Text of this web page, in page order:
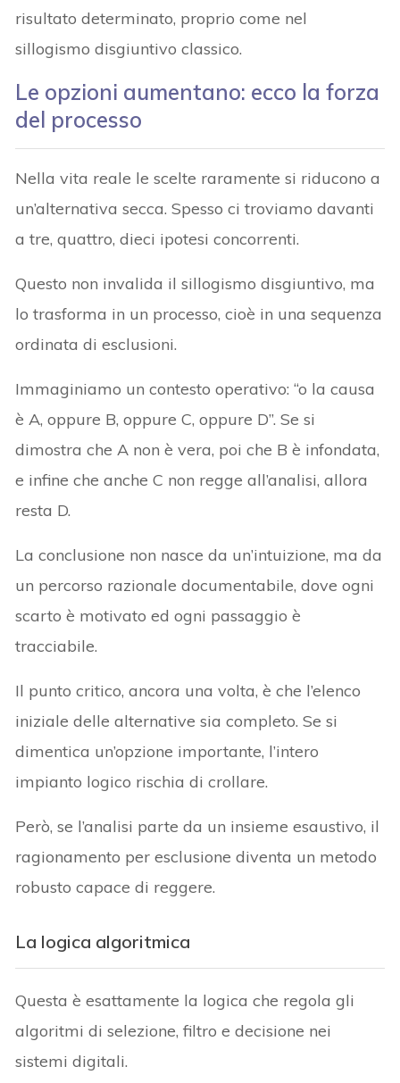
risultato determinato, proprio come nel
sillogismo disgiuntivo classico.
Le opzioni aumentano: ecco la forza
del processo
Nella vita reale le scelte raramente si riducono a
un’alternativa secca. Spesso ci troviamo davanti
a tre, quattro, dieci ipotesi concorrenti.
Questo non invalida il sillogismo disgiuntivo, ma
lo trasforma in un processo, cioè in una sequenza
ordinata di esclusioni.
Immaginiamo un contesto operativo: “o la causa
è A, oppure B, oppure C, oppure D”. Se si
dimostra che A non è vera, poi che B è infondata,
e infine che anche C non regge all’analisi, allora
resta D.
La conclusione non nasce da un’intuizione, ma da
un percorso razionale documentabile, dove ogni
scarto è motivato ed ogni passaggio è
tracciabile.
Il punto critico, ancora una volta, è che l’elenco
iniziale delle alternative sia completo. Se si
dimentica un’opzione importante, l’intero
impianto logico rischia di crollare.
Però, se l’analisi parte da un insieme esaustivo, il
ragionamento per esclusione diventa un metodo
robusto capace di reggere.
La logica algoritmica
Questa è esattamente la logica che regola gli
algoritmi di selezione, filtro e decisione nei
sistemi digitali.